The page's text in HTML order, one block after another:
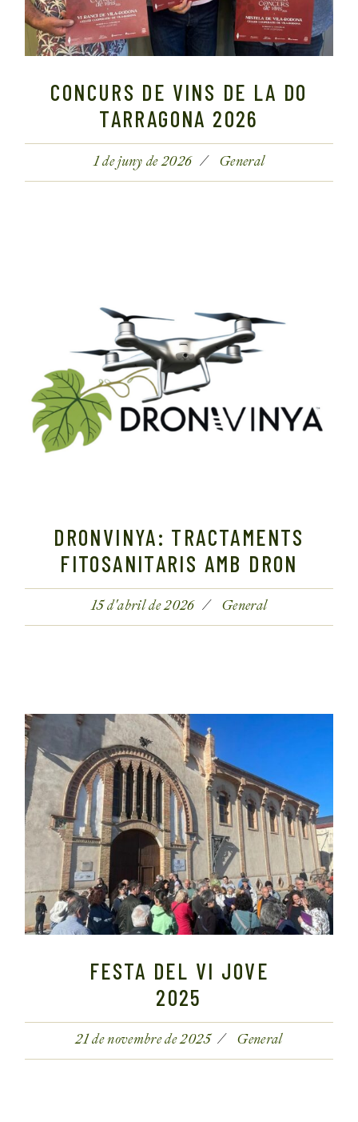
CONCURS DE VINS DE LA DO
TARRAGONA 2026
1 de juny de 2026 General
DRONVINYA: TRACTAMENTS
FITOSANITARIS AMB DRON
15 d'abril de 2026 General
FESTA DEL VI JOVE
2025
21 de novembre de 2025 General